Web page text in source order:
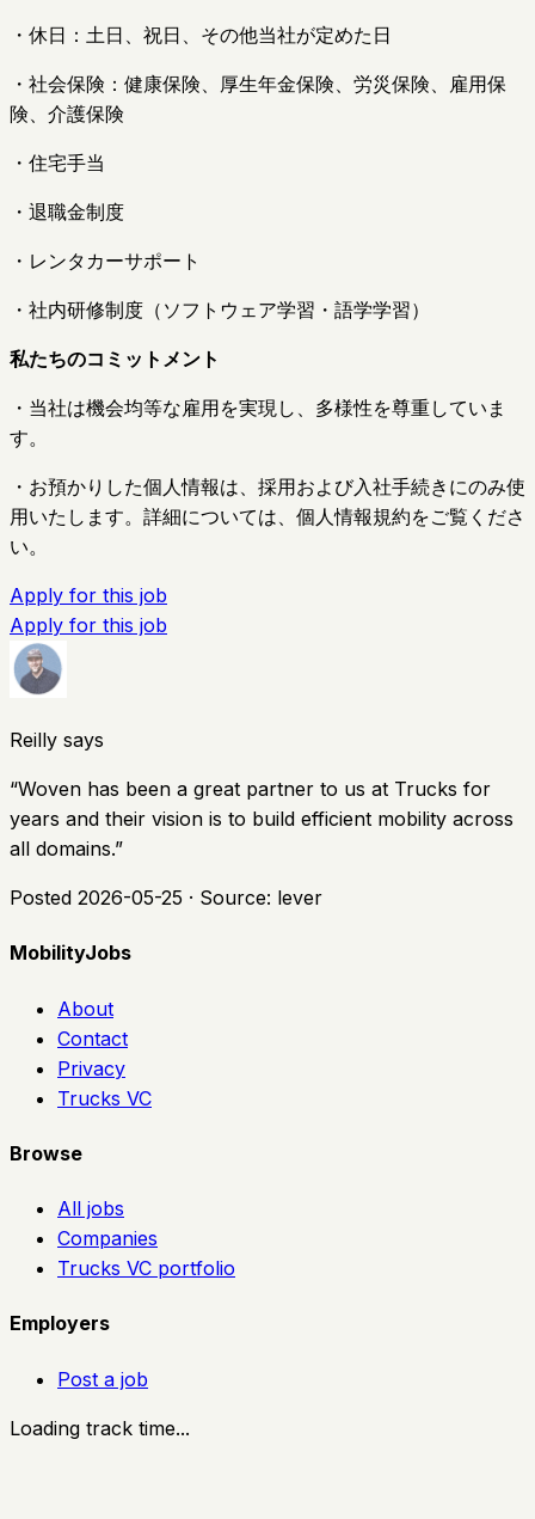
・休日：土日、祝日、その他当社が定めた日
・社会保険：健康保険、厚生年金保険、労災保険、雇用保
険、介護保険
・住宅手当
・退職金制度
・レンタカーサポート
・社内研修制度（ソフトウェア学習・語学学習）
私たちのコミットメント
・当社は機会均等な雇用を実現し、多様性を尊重していま
す。
・お預かりした個人情報は、採用および入社手続きにのみ使
用いたします。詳細については、個人情報規約をご覧くださ
い。
Apply for this job
Apply for this job
Reilly says
“Woven has been a great partner to us at Trucks for
years and their vision is to build efficient mobility across
all domains.”
Posted 2026-05-25 · Source: lever
MobilityJobs
About
Contact
Privacy
Trucks VC
Browse
All jobs
Companies
Trucks VC portfolio
Employers
Post a job
Loading track time...